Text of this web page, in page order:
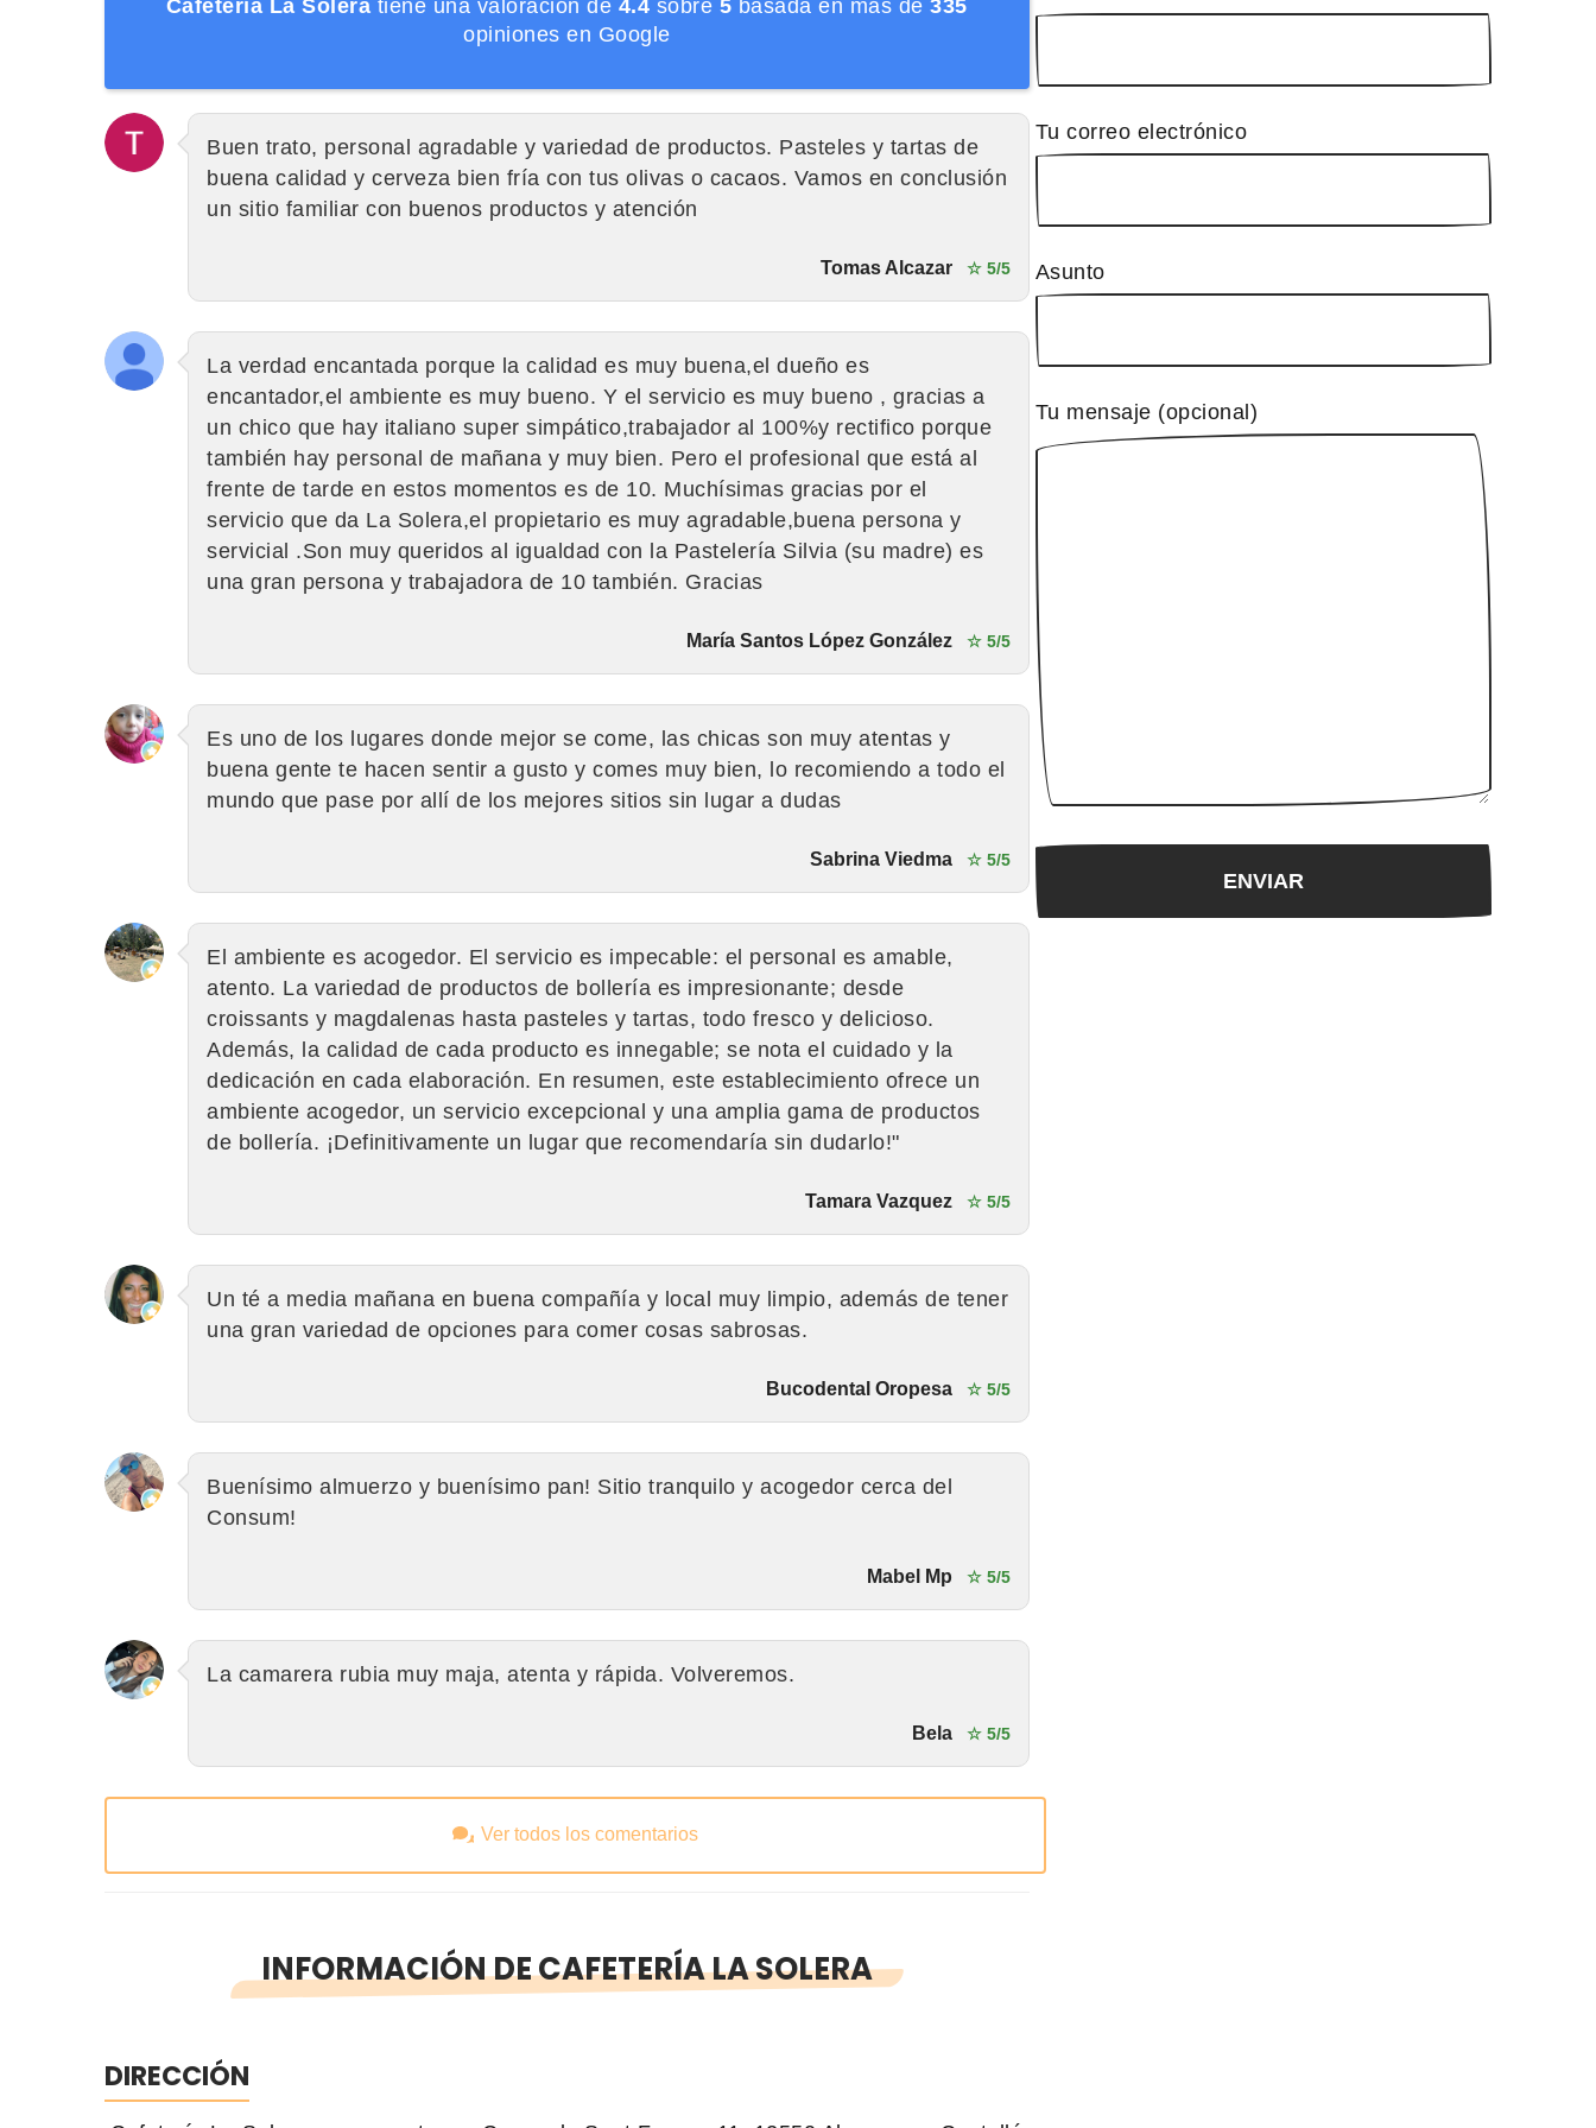
Cafetería La Solera tiene una valoración de 4.4 sobre 5 basada en más de335
opiniones en Google
Buen trato, personal agradable y variedad de productos. Pasteles y tartas de
buena calidad y cerveza bien fría con tus olivas o cacaos. Vamos en conclusión
un sitio familiar con buenos productos y atención
Tomas Alcazar ☆ 5/5
La verdad encantada porque la calidad es muy buena,el dueño es
encantador,el ambiente es muy bueno. Y el servicio es muy bueno , gracias a
un chico que hay italiano super simpático,trabajador al 100%y rectifico porque
también hay personal de mañana y muy bien. Pero el profesional que está al
frente de tarde en estos momentos es de 10. Muchísimas gracias por el
servicio que da La Solera,el propietario es muy agradable,buena persona y
servicial .Son muy queridos al igualdad con la Pastelería Silvia (su madre) es
una gran persona y trabajadora de 10 también. Gracias
María Santos López González ☆ 5/5
Es uno de los lugares donde mejor se come, las chicas son muy atentas y
buena gente te hacen sentir a gusto y comes muy bien, lo recomiendo a todo el
mundo que pase por allí de los mejores sitios sin lugar a dudas
Sabrina Viedma ☆ 5/5
El ambiente es acogedor. El servicio es impecable: el personal es amable,
atento. La variedad de productos de bollería es impresionante; desde
croissants y magdalenas hasta pasteles y tartas, todo fresco y delicioso.
Además, la calidad de cada producto es innegable; se nota el cuidado y la
dedicación en cada elaboración. En resumen, este establecimiento ofrece un
ambiente acogedor, un servicio excepcional y una amplia gama de productos
de bollería. ¡Definitivamente un lugar que recomendaría sin dudarlo!"
Tamara Vazquez ☆ 5/5
Un té a media mañana en buena compañía y local muy limpio, además de tener
una gran variedad de opciones para comer cosas sabrosas.
Bucodental Oropesa ☆ 5/5
Buenísimo almuerzo y buenísimo pan! Sitio tranquilo y acogedor cerca del
Consum!
Mabel Mp ☆ 5/5
La camarera rubia muy maja, atenta y rápida. Volveremos.
Bela ☆ 5/5
Ver todos los comentarios
INFORMACIÓN DE CAFETERÍA LA SOLERA
DIRECCIÓN
Tu correo electrónico
Asunto
Tu mensaje (opcional)